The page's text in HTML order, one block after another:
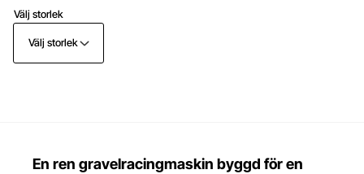
Välj storlek
Välj storlek
En ren gravelracingmaskin byggd för en